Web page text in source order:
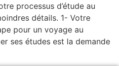
processus d’étude au
détails. 1- Votre
pour un voyage au
ses études est la demande